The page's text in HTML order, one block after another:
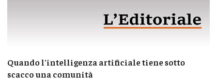
Quando l'intelligenza artificiale tiene sotto
scacco una comunità